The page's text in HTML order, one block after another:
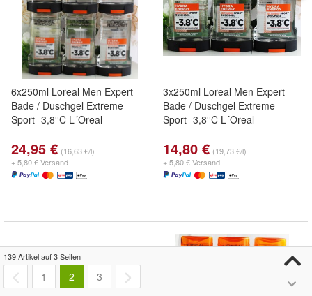
6x250ml Loreal Men Expert
Bade / Duschgel Extreme
Sport -3,8°C L´Oreal
24,95 € (16,63 €/l)
+ 5,80 € Versand
3x250ml Loreal Men Expert
Bade / Duschgel Extreme
Sport -3,8°C L´Oreal
14,80 € (19,73 €/l)
+ 5,80 € Versand
139 Artikel auf 3 Seiten
1 2 3